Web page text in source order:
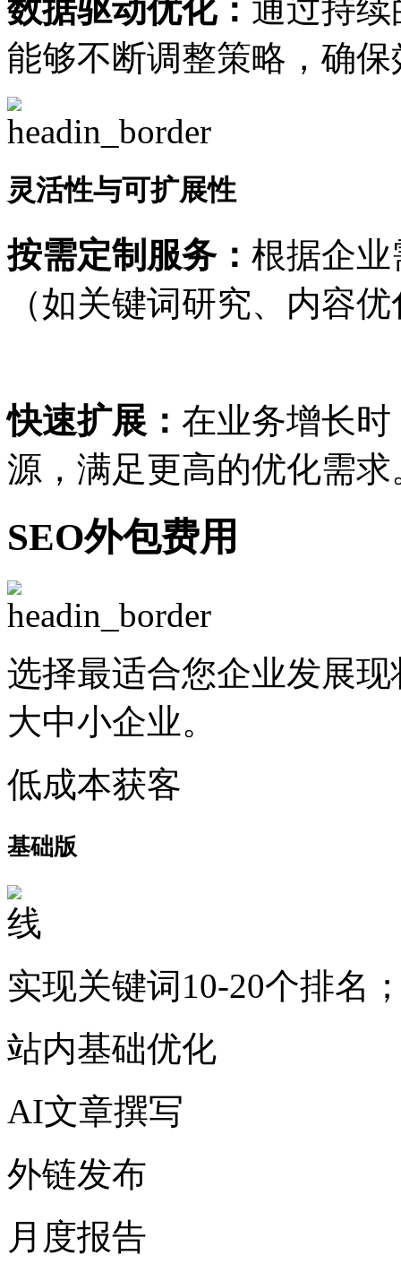
数据驱动优化： 通过持
能够不断调整策略，确
灵活性与可扩展性
按需定制服务： 根据企业
（如关键词研究、内容
快速扩展： 在业务增长
源，满足更高的优化需求
SEO外包费用
选择最适合您企业发展
大中小企业。
低成本获客
基础版
实现关键词10-20个排名
站内基础优化
AI文章撰写
外链发布
月度报告